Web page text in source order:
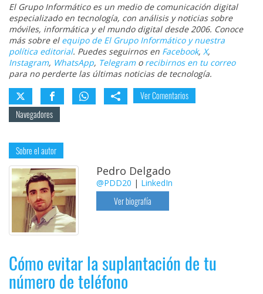
El Grupo Informático es un medio de comunicación digital
especializado en tecnología, con análisis y noticias sobre
móviles, informática y el mundo digital desde 2006. Conoce
más sobre el equipo de El Grupo Informático y nuestra
política editorial. Puedes seguirnos en Facebook, X,
Instagram, WhatsApp, Telegramo recibirnos en tu correo
para no perderte las últimas noticias de tecnología.
Ver Comentarios
Navegadores
Sobre el autor
Pedro Delgado
@PDD20 | LinkedIn
Ver biografía
Cómo evitar la suplantación de tu
número de teléfono